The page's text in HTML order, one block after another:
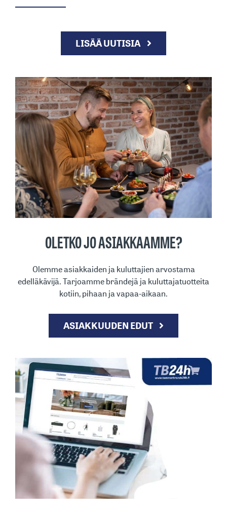
LISÄÄ UUTISIA
OLETKO JO ASIAKKAAMME?
Olemme asiakkaiden ja kuluttajien arvostama
edelläkävijä. Tarjoamme brändejä ja kuluttajatuotteita
kotiin, pihaan ja vapaa-aikaan.
ASIAKKUUDEN EDUT